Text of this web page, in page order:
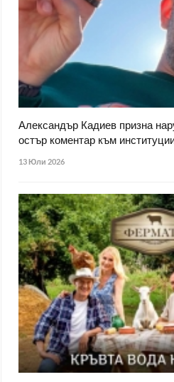
Александър Кадиев призна
остър коментар към
13 Юли 2026